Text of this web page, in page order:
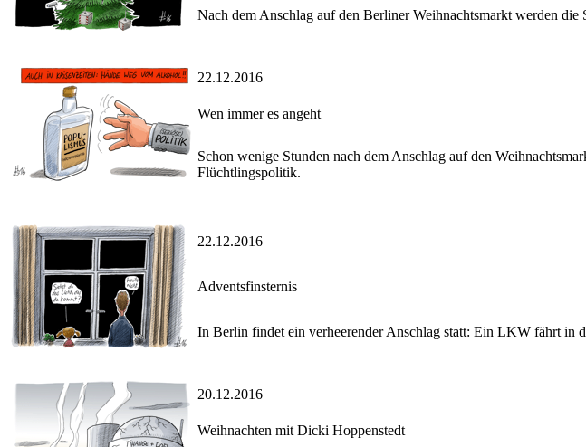
Nach dem Anschlag auf den Berliner Weihnachtsmarkt werden
22.12.2016
Wen immer es angeht
Schon wenige Stunden nach dem Anschlag auf den
Flüchtlingspolitik.
22.12.2016
Adventsfinsternis
In Berlin findet ein verheerender Anschlag statt: Ein LKW fährt in
20.12.2016
Weihnachten mit Dicki Hoppenstedt